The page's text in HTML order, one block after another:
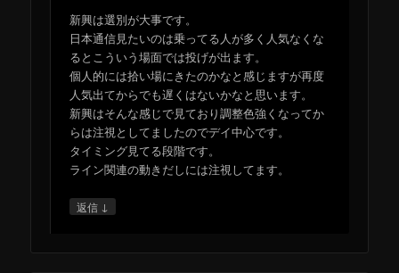
新興は選別が大事です。
日本通信見たいのは乗ってる人が多く人気なくな
るとこういう場面では投げが出ます。
個人的には拾い場にきたのかなと感じますが再度
人気出てからでも遅くはないかなと思います。
新興はそんな感じで見ており調整色強くなってか
らは注視としてましたのでデイ中心です。
タイミング見てる段階です。
ライン関連の動きだしには注視してます。
返信 ↓